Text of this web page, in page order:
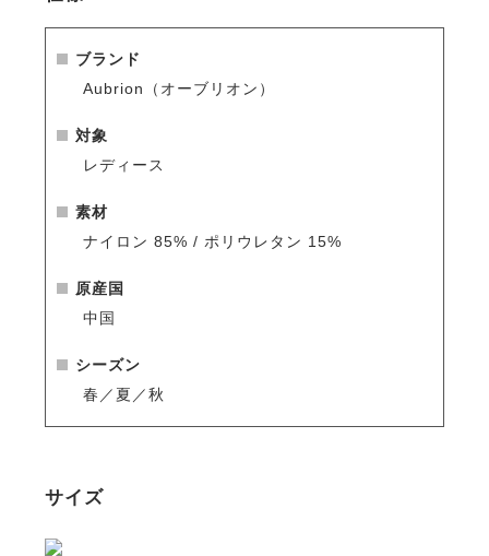
・シンプルなライン、控えめなロゴで洗練された印象
を演出。
※シーズン品のため入荷数が少なく再販はありません
人気商品はすぐに完売となりますので、新商品をいち
ブランド
Aubrion（オーブリオン）
対象
レディース
素材
ナイロン 85% / ポリウレタン 15%
原産国
中国
シーズン
春／夏／秋
サイズ